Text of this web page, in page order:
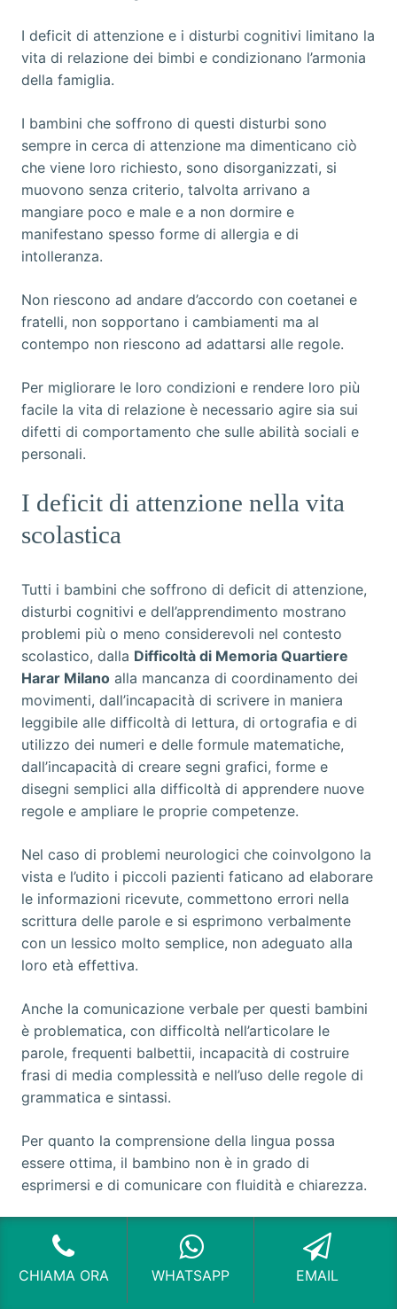
I deficit di attenzione e i disturbi cognitivi limitano la
vita di relazione dei bimbi e condizionano l’armonia
della famiglia.
I bambini che soffrono di questi disturbi sono
sempre in cerca di attenzione ma dimenticano ciò
che viene loro richiesto, sono disorganizzati, si
muovono senza criterio, talvolta arrivano a
mangiare poco e male e a non dormire e
manifestano spesso forme di allergia e di
intolleranza.
Non riescono ad andare d’accordo con coetanei e
fratelli, non sopportano i cambiamenti ma al
contempo non riescono ad adattarsi alle regole.
Per migliorare le loro condizioni e rendere loro più
facile la vita di relazione è necessario agire sia sui
difetti di comportamento che sulle abilità sociali e
personali.
I deficit di attenzione nella vita
scolastica
Tutti i bambini che soffrono di deficit di attenzione,
disturbi cognitivi e dell’apprendimento mostrano
problemi più o meno considerevoli nel contesto
scolastico, dalla Difficoltà di Memoria Quartiere
Harar Milano alla mancanza di coordinamento dei
movimenti, dall’incapacità di scrivere in maniera
leggibile alle difficoltà di lettura, di ortografia e di
utilizzo dei numeri e delle formule matematiche,
dall’incapacità di creare segni grafici, forme e
disegni semplici alla difficoltà di apprendere nuove
regole e ampliare le proprie competenze.
Nel caso di problemi neurologici che coinvolgono la
vista e l’udito i piccoli pazienti faticano ad elaborare
le informazioni ricevute, commettono errori nella
scrittura delle parole e si esprimono verbalmente
con un lessico molto semplice, non adeguato alla
loro età effettiva.
Anche la comunicazione verbale per questi bambini
è problematica, con difficoltà nell’articolare le
parole, frequenti balbettii, incapacità di costruire
frasi di media complessità e nell’uso delle regole di
grammatica e sintassi.
Per quanto la comprensione della lingua possa
essere ottima, il bambino non è in grado di
esprimersi e di comunicare con fluidità e chiarezza.
dell’incapacità di padroneggiare il linguaggio e la
fonetica.
CHIAMA ORA WHATSAPP EMAIL